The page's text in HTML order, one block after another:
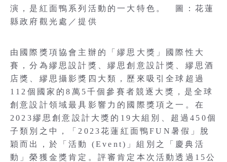
演，是紅面鴨系列活動的一大特色。 圖：花蓮
縣政府觀光處／提供
由國際獎項協會主辦的「繆思大獎」國際性大
賽，分為繆思設計獎、繆思創意設計獎、繆思酒
店獎、繆思攝影獎四大類，歷來吸引全球超過
112個國家的8萬5千個參賽者競逐大獎，是全球
創意設計領域最具影響力的國際獎項之一。在
2023繆思創意設計大獎的19大組別、超過450個
子類別之中，「2023花蓮紅面鴨FUN暑假」脫
穎而出，於「活動 (Event)」組別之「慶典活
動」榮獲金獎肯定。評審肯定本次活動透過15公